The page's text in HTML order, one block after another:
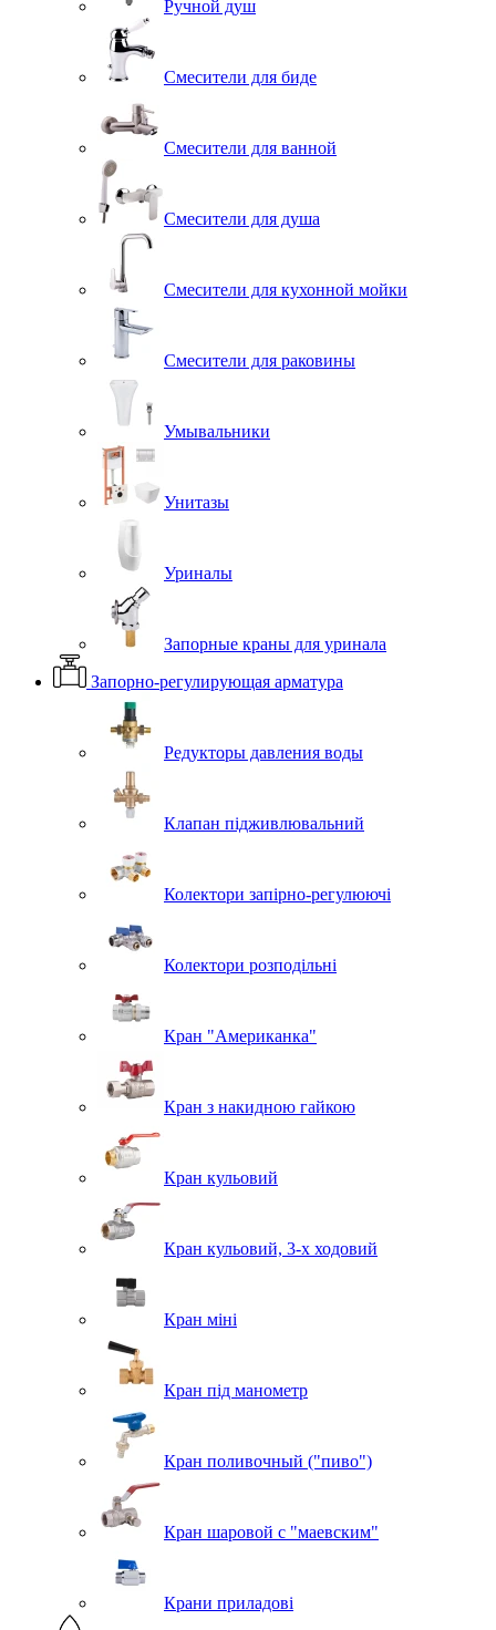
Ручной душ
Смесители для биде
Смесители для ванной
Смесители для душа
Смесители для кухонной мойки
Смесители для раковины
Умывальники
Унитазы
Уриналы
Запорные краны для уринала
Запорно-регулирующая арматура
Редукторы давления воды
Клапан підживлювальний
Колектори запірно-регулюючі
Колектори розподільні
Кран "Американка"
Кран з накидною гайкою
Кран кульовий
Кран кульовий, 3-х ходовий
Кран міні
Кран під манометр
Кран поливочный ("пиво")
Кран шаровой с "маевским"
Крани приладові